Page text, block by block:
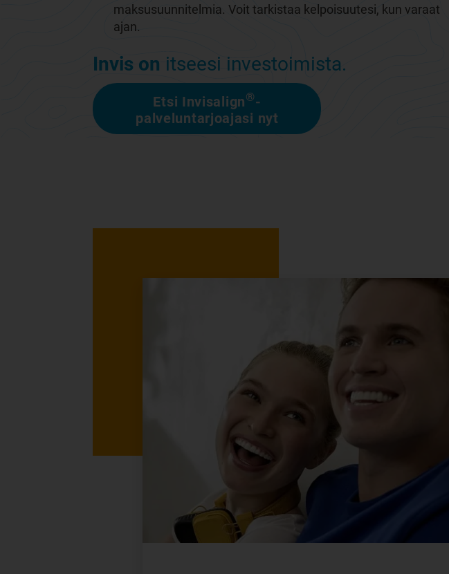
maksusuunnitelmia. Voit tarkistaa kelpoisuutesi, kun varaat
ajan.
Invis on itseesi investoimista.
Etsi Invisalign®-
palveluntarjoajasi nyt